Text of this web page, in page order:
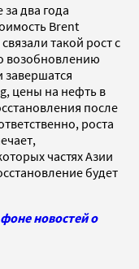
два года
Brent
такой рост с
возобновлению
завершатся
цены на нефть в
после
роста
частях Азии
будет
новостей о